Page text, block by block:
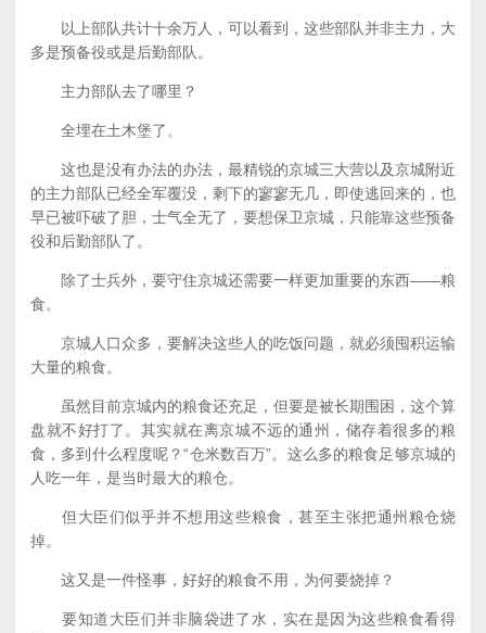
以上部队共计十余万人，可以看到，这些部队并非主力，大
多是预备役或是后勤部队。
主力部队去了哪里？
全埋在土木堡了。
这也是没有办法的办法，最精锐的京城三大营以及京城附近
的主力部队已经全军覆没，剩下的寥寥无几，即使逃回来的，也
早已被吓破了胆，士气全无了，要想保卫京城，只能靠这些预备
役和后勤部队了。
除了士兵外，要守住京城还需要一样更加重要的东西——粮
食。
京城人口众多，要解决这些人的吃饭问题，就必须囤积运输
大量的粮食。
虽然目前京城内的粮食还充足，但要是被长期围困，这个算
盘就不好打了。其实就在离京城不远的通州，储存着很多的粮
食，多到什么程度呢？“仓米数百万”。这么多的粮食足够京城的
人吃一年，是当时最大的粮仓。
但大臣们似乎并不想用这些粮食，甚至主张把通州粮仓烧
掉。
这又是一件怪事，好好的粮食不用，为何要烧掉？
要知道大臣们并非脑袋进了水，实在是因为这些粮食看得